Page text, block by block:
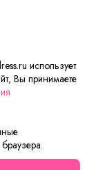
использует
Вы принимаете